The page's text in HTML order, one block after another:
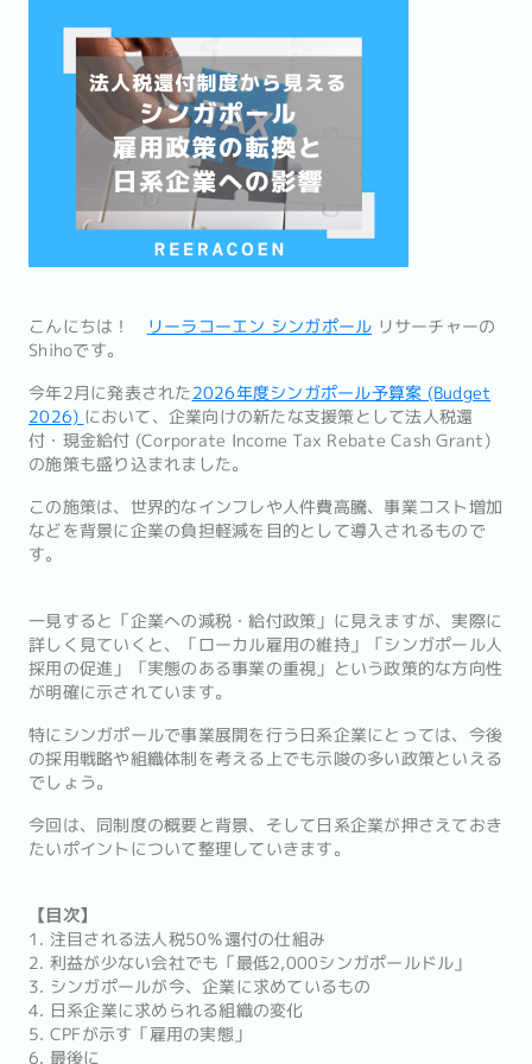
こんにちは！ リーラコーエン シンガポール リサーチャーの
Shihoです。
今年2月に発表された2026年度シンガポール予算案 (Budget
2026) において、企業向けの新たな支援策として法人税還
付・現金給付 (Corporate Income Tax Rebate Cash Grant)
の施策も盛り込まれました。
この施策は、世界的なインフレや人件費高騰、事業コスト増加
などを背景に企業の負担軽減を目的として導入されるもので
す。
一見すると「企業への減税・給付政策」に見えますが、実際に
詳しく見ていくと、「ローカル雇用の維持」「シンガポール人
採用の促進」「実態のある事業の重視」という政策的な方向性
が明確に示されています。
特にシンガポールで事業展開を行う日系企業にとっては、今後
の採用戦略や組織体制を考える上でも示唆の多い政策といえる
でしょう。
今回は、同制度の概要と背景、そして日系企業が押さえておき
たいポイントについて整理していきます。
【目次】
1. 注目される法人税50％還付の仕組み
2. 利益が少ない会社でも「最低2,000シンガポールドル」
3. シンガポールが今、企業に求めているもの
4. 日系企業に求められる組織の変化
5. CPFが示す「雇用の実態」
6. 最後に